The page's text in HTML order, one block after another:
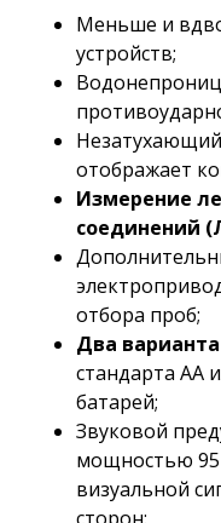
Меньше и
устройств;
отображает
Измерение
соединений
отбора проб;
Два
стандарта AA
батарей;
Звуковой
мощностью 95
визуальной